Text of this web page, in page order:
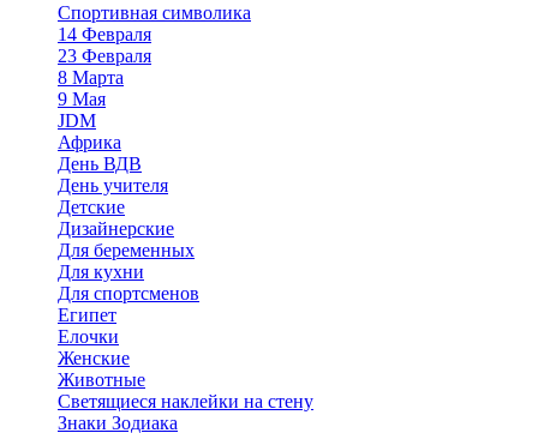
Спортивная символика
14 Февраля
23 Февраля
8 Марта
9 Мая
JDM
Африка
День ВДВ
День учителя
Детские
Дизайнерские
Для беременных
Для кухни
Для спортсменов
Египет
Елочки
Женские
Животные
Светящиеся наклейки на стену
Знаки Зодиака